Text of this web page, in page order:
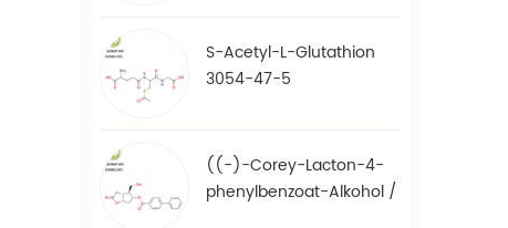
S-Acetyl-L-Glutathion
3054-47-5
((-)-Corey-Lacton-4-
phenylbenzoat-Alkohol /